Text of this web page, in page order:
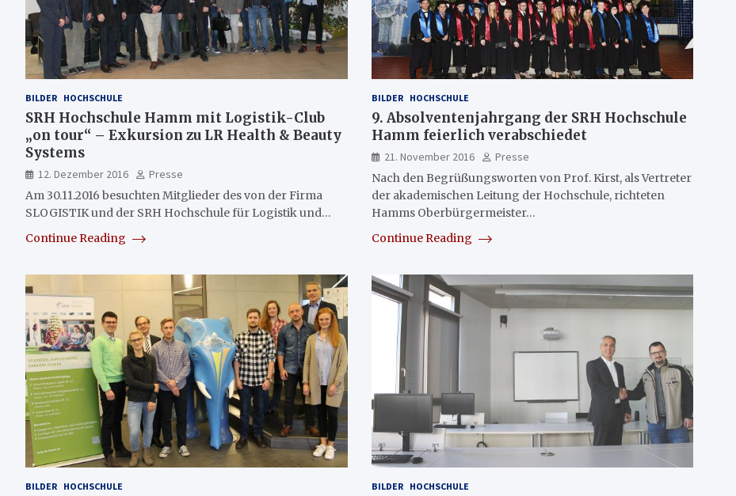
BILDER HOCHSCHULE
SRH Hochschule Hamm mit Logistik-Club
„on tour“ – Exkursion zu LR Health & Beauty
Systems
12. Dezember 2016
Presse
Am 30.11.2016 besuchten Mitglieder des von der Firma
SLOGISTIK und der SRH Hochschule für Logistik und…
Continue Reading
BILDER HOCHSCHULE
9. Absolventenjahrgang der SRH Hochschule
Hamm feierlich verabschiedet
21. November 2016
Presse
Nach den Begrüßungsworten von Prof. Kirst, als Vertreter
der akademischen Leitung der Hochschule, richteten
Hamms Oberbürgermeister…
Continue Reading
BILDER HOCHSCHULE BILDER HOCHSCHULE